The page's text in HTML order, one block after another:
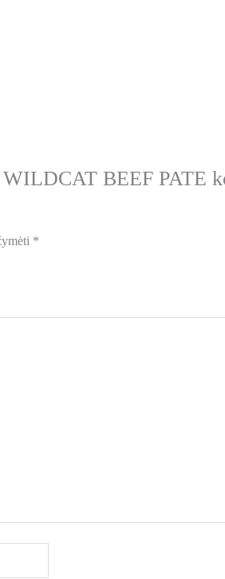
BEEF PATE
*